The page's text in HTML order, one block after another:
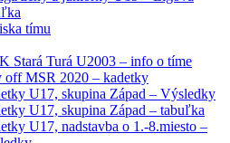
tímu
Stará Turá U2003 – info o tíme
off MSR 2020 – kadetky
U17, skupina Západ – Výsledky
U17, skupina Západ – tabuľka
U17, nadstavba o 1.-8.miesto –